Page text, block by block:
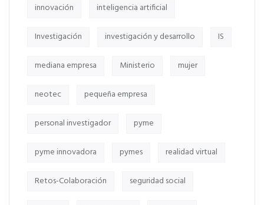
innovación inteligencia artificial
Investigación investigación y desarrollo IS
mediana empresa Ministerio mujer
neotec pequeña empresa
personal investigador pyme
pyme innovadora pymes realidad virtual
Retos-Colaboración seguridad social